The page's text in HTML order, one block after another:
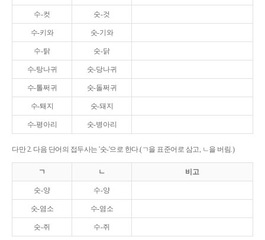
수-컷 숫-것
수-키와 숫-기와
수-탉 숫-닭
수-탕나귀 숫-당나귀
수-톨쩌귀 숫-돌쩌귀
수-퇘지 숫-돼지
수-평아리 숫-병아리
다만 2. 다음 단어의 접두사는 '숫-'으로 한다.(ㄱ을 표준어로 삼고, ㄴ을 버림.)
ㄱ ㄴ 비고
숫-양 수-양
숫-염소 수-염소
숫-쥐 수-쥐